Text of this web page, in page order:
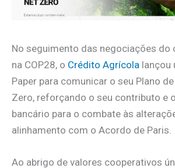
No seguimento das negociações do
na COP28, o Crédito Agrícola lançou
Paper para comunicar o seu Plano
Zero, reforçando o seu contributo e
bancário para o combate às
alinhamento com o Acordo de Paris.
Ao abrigo de valores cooperativos